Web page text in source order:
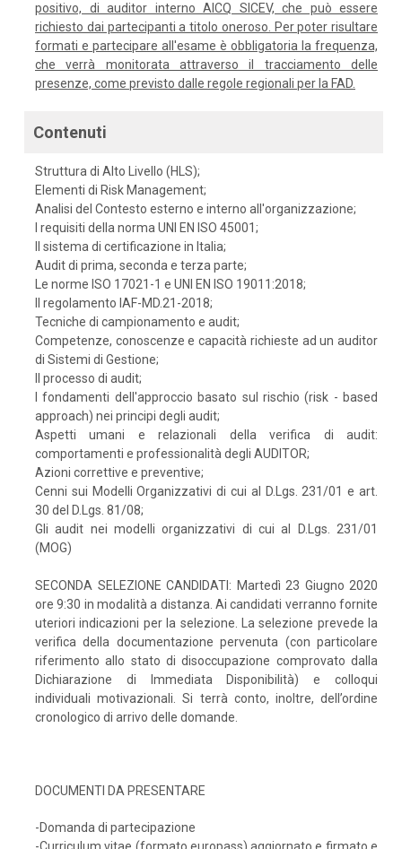
positivo, di auditor interno AICQ SICEV, che può essere
richiesto dai partecipanti a titolo oneroso. Per poter risultare
formati e partecipare all'esame è obbligatoria la frequenza,
che verrà monitorata attraverso il tracciamento delle
presenze, come previsto dalle regole regionali per la FAD.
Contenuti
Struttura di Alto Livello (HLS);
Elementi di Risk Management;
Analisi del Contesto esterno e interno all'organizzazione;
I requisiti della norma UNI EN ISO 45001;
Il sistema di certificazione in Italia;
Audit di prima, seconda e terza parte;
Le norme ISO 17021-1 e UNI EN ISO 19011:2018;
Il regolamento IAF-MD.21-2018;
Tecniche di campionamento e audit;
Competenze, conoscenze e capacità richieste ad un auditor
di Sistemi di Gestione;
Il processo di audit;
I fondamenti dell'approccio basato sul rischio (risk - based
approach) nei principi degli audit;
Aspetti umani e relazionali della verifica di audit:
comportamenti e professionalità degli AUDITOR;
Azioni correttive e preventive;
Cenni sui Modelli Organizzativi di cui al D.Lgs. 231/01 e art.
30 del D.Lgs. 81/08;
Gli audit nei modelli organizzativi di cui al D.Lgs. 231/01
(MOG)
SECONDA SELEZIONE CANDIDATI: Martedì 23 Giugno 2020
ore 9:30 in modalità a distanza. Ai candidati verranno fornite
uteriori indicazioni per la selezione. La selezione prevede la
verifica della documentazione pervenuta (con particolare
riferimento allo stato di disoccupazione comprovato dalla
Dichiarazione di Immediata Disponibilità) e colloqui
individuali motivazionali. Si terrà conto, inoltre, dell’ordine
cronologico di arrivo delle domande.
DOCUMENTI DA PRESENTARE
-Domanda di partecipazione